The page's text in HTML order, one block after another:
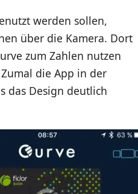
werden sollen,
über die Kamera. Dort
zum Zahlen nutzen
die App in der
das Design deutlich